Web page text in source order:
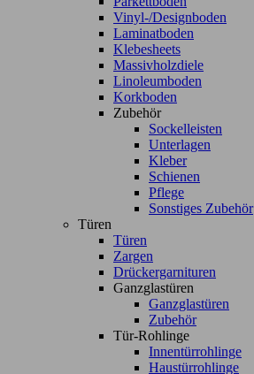
Vinyl-/Designboden
Laminatboden
Klebesheets
Massivholzdiele
Linoleumboden
Korkboden
Zubehör
Sockelleisten
Unterlagen
Kleber
Schienen
Pflege
Sonstiges Zubehör
Türen
Türen
Zargen
Drückergarnituren
Ganzglastüren
Ganzglastüren
Zubehör
Tür-Rohlinge
Innentürrohlinge
Haustürrohlinge